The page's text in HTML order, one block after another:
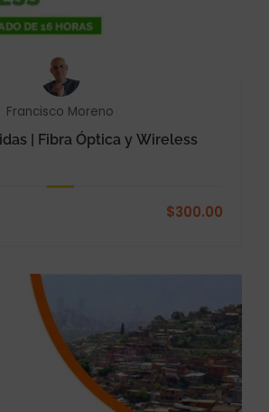
Francisco Moreno
| Fibra Óptica y Wireless
$300.00